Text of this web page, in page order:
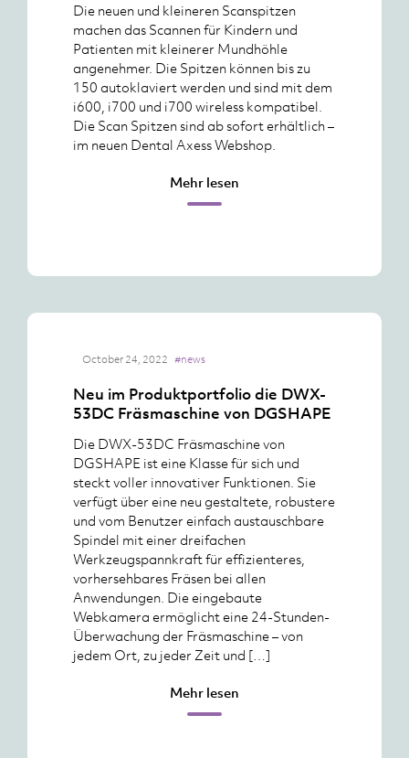
Die neuen und kleineren Scanspitzen
machen das Scannen für Kindern und
Patienten mit kleinerer Mundhöhle
angenehmer. Die Spitzen können bis zu
150 autoklaviert werden und sind mit dem
i600, i700 und i700 wireless kompatibel.
Die Scan Spitzen sind ab sofort erhältlich –
im neuen Dental Axess Webshop.
Mehr lesen
October 24, 2022 #news
Neu im Produktportfolio die DWX-
53DC Fräsmaschine von DGSHAPE
Die DWX-53DC Fräsmaschine von
DGSHAPE ist eine Klasse für sich und
steckt voller innovativer Funktionen. Sie
verfügt über eine neu gestaltete, robustere
und vom Benutzer einfach austauschbare
Spindel mit einer dreifachen
Werkzeugspannkraft für effizienteres,
vorhersehbares Fräsen bei allen
Anwendungen. Die eingebaute
Webkamera ermöglicht eine 24-Stunden-
Überwachung der Fräsmaschine – von
jedem Ort, zu jeder Zeit und […]
Mehr lesen